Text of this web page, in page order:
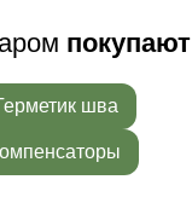
покупают
шва